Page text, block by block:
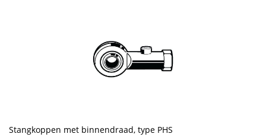
Stangkoppen met binnendraad, type PHS